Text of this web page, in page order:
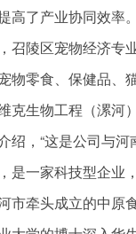
高了产业协同效率。
召陵区宠物经济专
物零食、保健品、
克生物工程（漯河
绍，“这是公司与
是一家科技型企业
市牵头成立的中原